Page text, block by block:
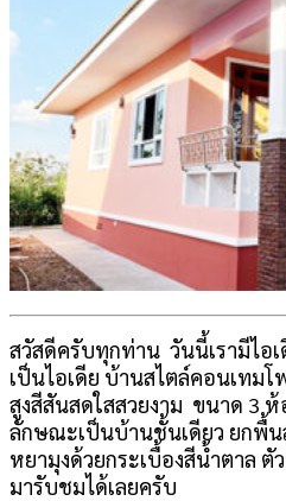
สวัสดีครับทุกท่าน วันนี้เรามีไอ
เป็นไอเดีย บ้านสไตล์คอนเทม
สูงสีสันสดใสสวยงาม ขนาด 3
ลักษณะเป็นบ้านชั้นเดียว ยกพื้น
หยามุงด้วยกระเบื้องสีน้ำตาล
มารับชมได้เลยครับ